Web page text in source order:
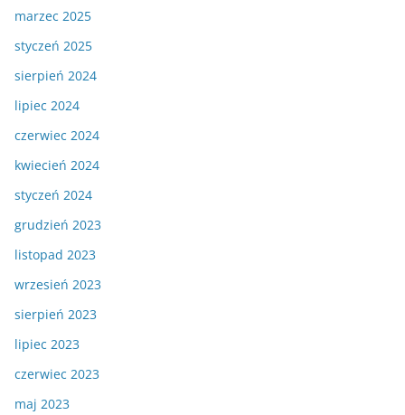
marzec 2025
styczeń 2025
sierpień 2024
lipiec 2024
czerwiec 2024
kwiecień 2024
styczeń 2024
grudzień 2023
listopad 2023
wrzesień 2023
sierpień 2023
lipiec 2023
czerwiec 2023
maj 2023